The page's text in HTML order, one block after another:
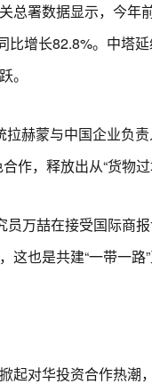
总署数据显示，今
比增长82.8%。中塔
。
蒙与中国企业负责
作，释放出从“货物
万喆在接受国际商
这也是共建“一带一
对华投资合作热潮